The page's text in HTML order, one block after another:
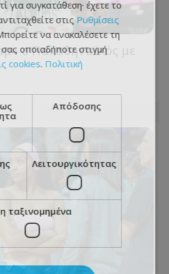
ο Παναθηναϊκός με
για συγκατάθεση· έχετε το
στις Ρυθμίσεις
να ανακαλέσετε τη
οποιαδήποτε στιγμή
cookies. Πολιτική
Απόδοσης
Λειτουργικότητας
ταξινομημένα